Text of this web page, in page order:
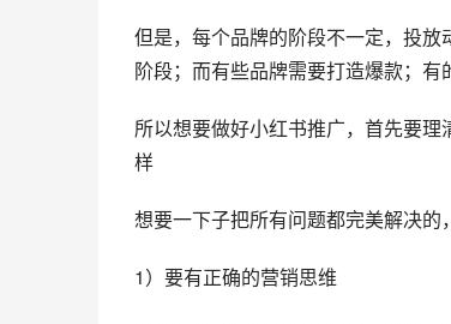
但是，每个品牌的阶段不一定，投
阶段；而有些品牌需要打造爆款；
所以想要做好小红书推广，首先要
样
想要一下子把所有问题都完美解决
1）要有正确的营销思维